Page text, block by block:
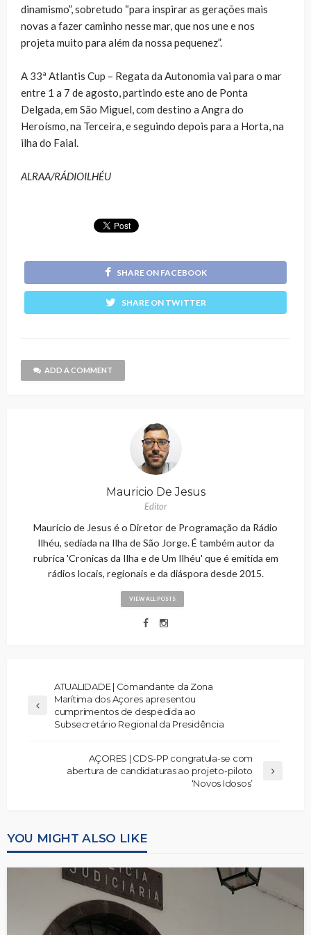
dinamismo”, sobretudo “para inspirar as gerações mais
novas a fazer caminho nesse mar, que nos une e nos
projeta muito para além da nossa pequenez”.
A 33ª Atlantis Cup – Regata da Autonomia vai para o mar
entre 1 a 7 de agosto, partindo este ano de Ponta
Delgada, em São Miguel, com destino a Angra do
Heroísmo, na Terceira, e seguindo depois para a Horta, na
ilha do Faial.
ALRAA/RÁDIOILHÉU
SHARE ON FACEBOOK
SHARE ON TWITTER
ADD A COMMENT
Mauricio De Jesus
Editor
Maurício de Jesus é o Diretor de Programação da Rádio
Ilhéu, sediada na Ilha de São Jorge. É também autor da
rubrica 'Cronicas da Ilha e de Um Ilhéu' que é emitida em
rádios locais, regionais e da diáspora desde 2015.
VIEW ALL POSTS
ATUALIDADE | Comandante da Zona
Marítima dos Açores apresentou
cumprimentos de despedida ao
Subsecretário Regional da Presidência
AÇORES | CDS-PP congratula-se com
abertura de candidaturas ao projeto-piloto
‘Novos Idosos’
YOU MIGHT ALSO LIKE